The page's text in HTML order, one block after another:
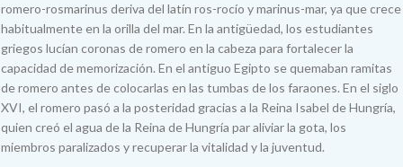
romero-rosmarinus deriva del latín ros-rocío y marinus-mar, ya que crece
habitualmente en la orilla del mar. En la antigüedad, los estudiantes
griegos lucían coronas de romero en la cabeza para fortalecer la
capacidad de memorización. En el antiguo Egipto se quemaban ramitas
de romero antes de colocarlas en las tumbas de los faraones. En el siglo
XVI, el romero pasó a la posteridad gracias a la Reina Isabel de Hungría,
quien creó el agua de la Reina de Hungría par aliviar la gota, los
miembros paralizados y recuperar la vitalidad y la juventud.